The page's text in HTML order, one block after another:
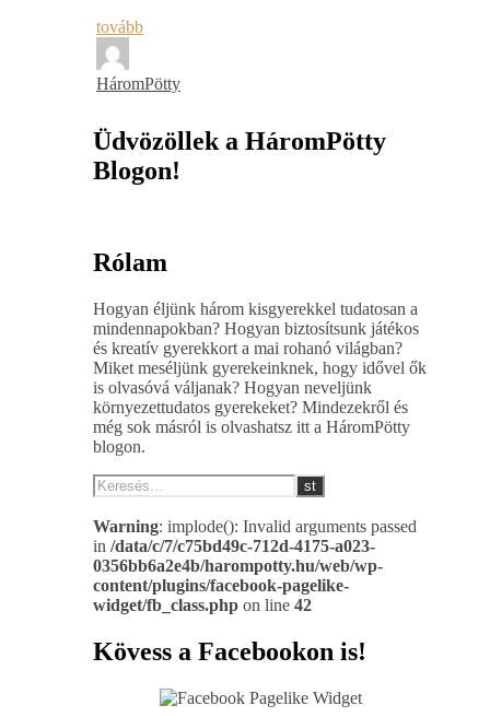
tovább
HáromPötty
Üdvözöllek a HáromPötty
Blogon!
Rólam
Hogyan éljünk három kisgyerekkel tudatosan a
mindennapokban? Hogyan biztosítsunk játékos
és kreatív gyerekkort a mai rohanó világban?
Miket meséljünk gyerekeinknek, hogy idővel ők
is olvasóvá váljanak? Hogyan neveljünk
környezettudatos gyerekeket? Mindezekről és
még sok másról is olvashatsz itt a HáromPötty
blogon.
Warning: implode(): Invalid arguments passed
in /data/c/7/c75bd49c-712d-4175-a023-
0356bb6a2e4b/harompotty.hu/web/wp-
content/plugins/facebook-pagelike-
widget/fb_class.php on line 42
Kövess a Facebookon is!